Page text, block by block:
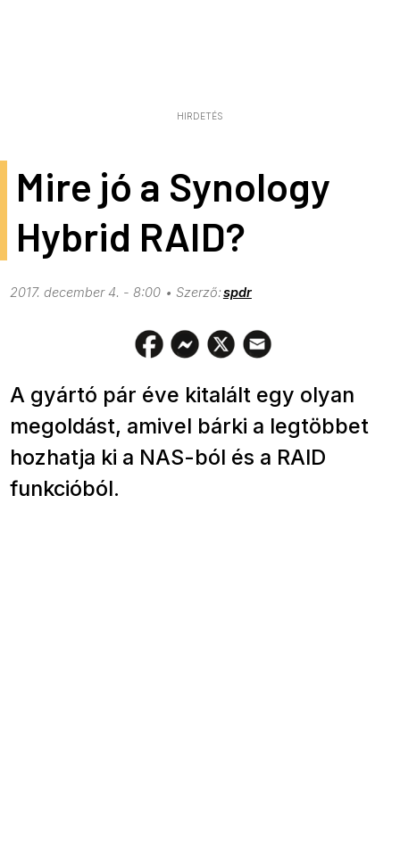
HIRDETÉS
Mire jó a Synology
Hybrid RAID?
2017. december 4. - 8:00 spdr
A gyártó pár éve kitalált egy olyan
megoldást, amivel bárki a legtöbbet
hozhatja ki a NAS-ból és a RAID
funkcióból.